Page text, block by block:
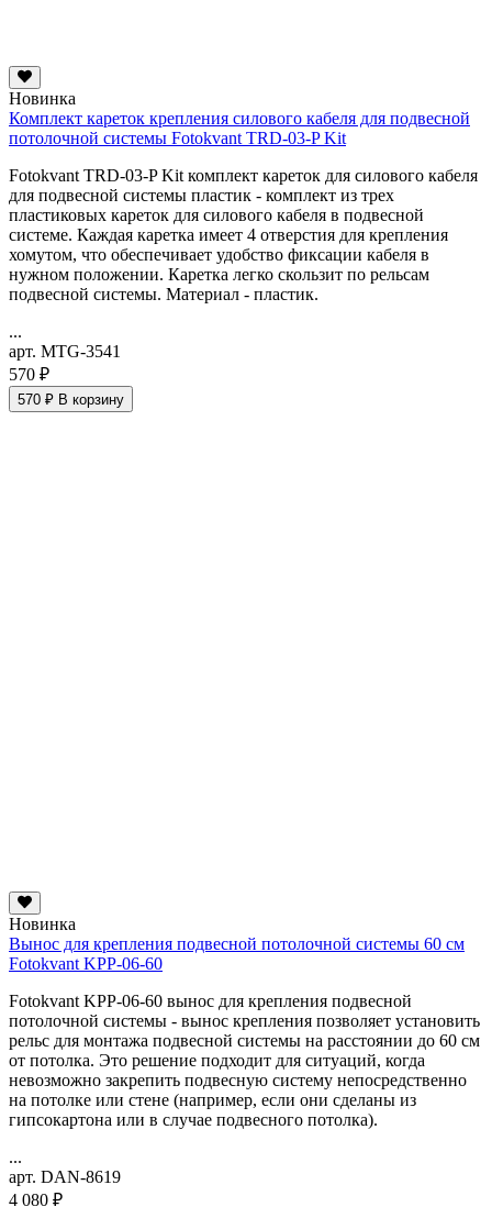
Новинка
Комплект кареток крепления силового кабеля для подвесной
потолочной системы Fotokvant TRD-03-P Kit
Fotokvant TRD-03-P Kit комплект кареток для силового кабеля
для подвесной системы пластик - комплект из трех
пластиковых кареток для силового кабеля в подвесной
системе. Каждая каретка имеет 4 отверстия для крепления
хомутом, что обеспечивает удобство фиксации кабеля в
нужном положении. Каретка легко скользит по рельсам
подвесной системы. Материал - пластик.
...
арт. MTG-3541
570 ₽
570 ₽ В корзину
Новинка
Вынос для крепления подвесной потолочной системы 60 см
Fotokvant KPP-06-60
Fotokvant KPP-06-60 вынос для крепления подвесной
потолочной системы - вынос крепления позволяет установить
рельс для монтажа подвесной системы на расстоянии до 60 см
от потолка. Это решение подходит для ситуаций, когда
невозможно закрепить подвесную систему непосредственно
на потолке или стене (например, если они сделаны из
гипсокартона или в случае подвесного потолка).
...
арт. DAN-8619
4 080 ₽